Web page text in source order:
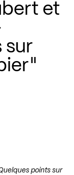
et
sur
points sur